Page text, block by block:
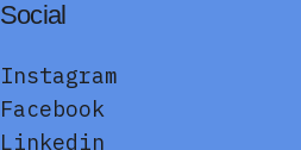
Social
Instagram
Facebook
Linkedin